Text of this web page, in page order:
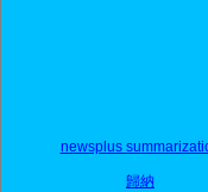
newsplus
歸納